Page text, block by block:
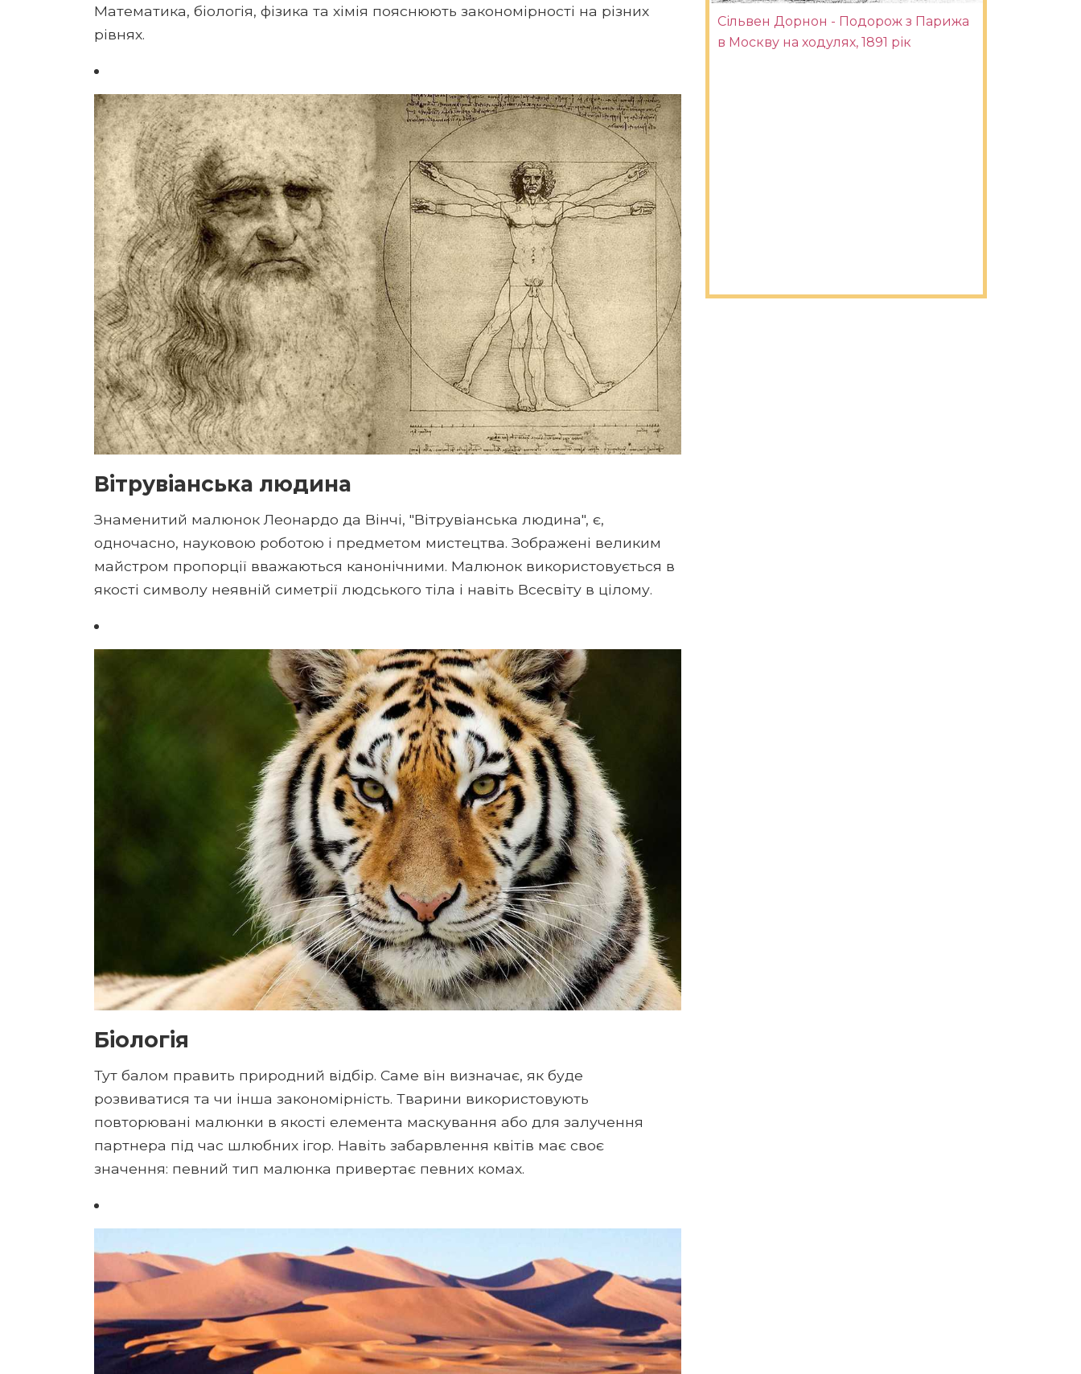
Математика, біологія, фізика та хімія пояснюють закономірності на різних
рівнях.
Вітрувіанська людина
Знаменитий малюнок Леонардо да Вінчі, "Вітрувіанська людина", є,
одночасно, науковою роботою і предметом мистецтва. Зображені великим
майстром пропорції вважаються канонічними. Малюнок використовується в
якості символу неявній симетрії людського тіла і навіть Всесвіту в цілому.
Біологія
Тут балом править природний відбір. Саме він визначає, як буде
розвиватися та чи інша закономірність. Тварини використовують
повторювані малюнки в якості елемента маскування або для залучення
партнера під час шлюбних ігор. Навіть забарвлення квітів має своє
значення: певний тип малюнка привертає певних комах.
Сільвен Дорнон - Подорож з Парижа
в Москву на ходулях, 1891 рік